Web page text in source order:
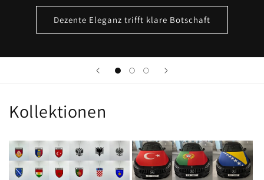
Dezente Eleganz trifft klare Botschaft
Kollektionen